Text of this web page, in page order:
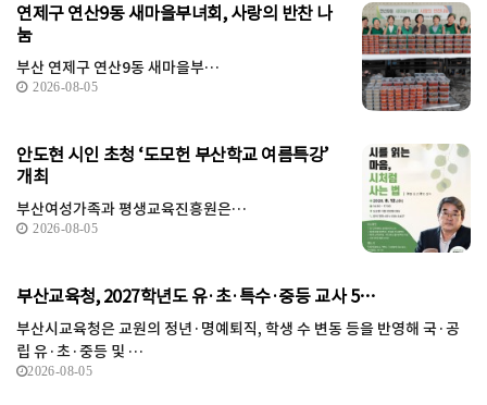
연제구 연산9동 새마을부녀회, 사랑의 반찬 나
눔
부산 연제구 연산9동 새마을부…
2026-08-05
안도현 시인 초청 ‘도모헌 부산학교 여름특강’
개최
부산여성가족과 평생교육진흥원은…
2026-08-05
부산교육청, 2027학년도 유·초·특수·중등 교사 5…
부산시교육청은 교원의 정년·명예퇴직, 학생 수 변동 등을 반영해 국·공
립 유·초·중등 및 …
2026-08-05